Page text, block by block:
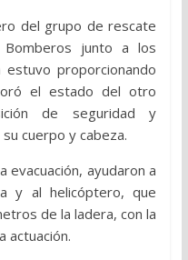
del grupo de rescate
Bomberos junto a los
proporcionando
el estado del otro
de seguridad y
cuerpo y cabeza.
evacuación, ayudaron a
y al helicóptero, que
de la ladera, con la
actuación.